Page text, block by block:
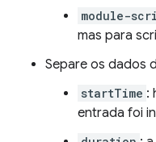
module-
mas para
Separe os dados
startTime :
entrada foi